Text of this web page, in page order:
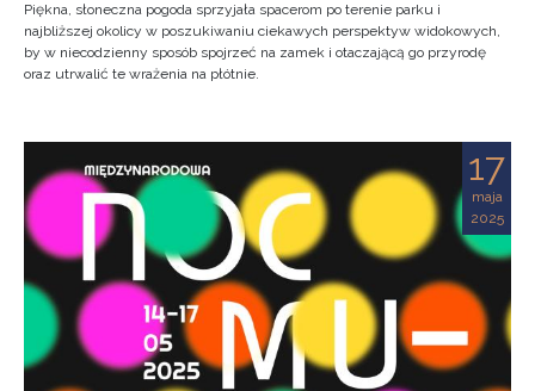
Piękna, słoneczna pogoda sprzyjała spacerom po terenie parku i
najbliższej okolicy w poszukiwaniu ciekawych perspektyw widokowych,
by w niecodzienny sposób spojrzeć na zamek i otaczającą go przyrodę
oraz utrwalić te wrażenia na płótnie.
17
maja
2025